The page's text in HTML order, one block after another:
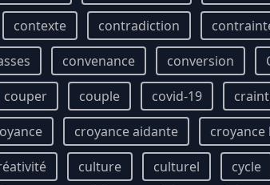
contexte contradiction
convenance conversion
couper couple covid-19
croyance aidante
culture culturel cycle